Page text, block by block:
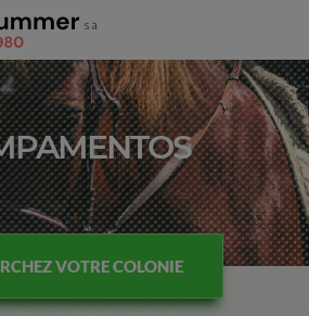
VOTRE COLONIE